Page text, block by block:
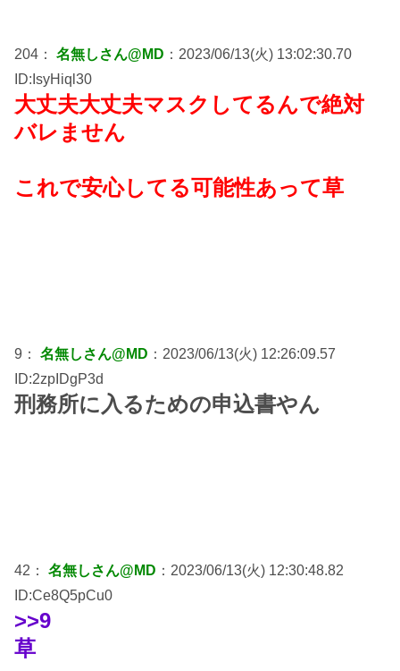
204： 名無しさん@MD ：2023/06/13(火) 13:02:30.70
ID:IsyHiql30
大丈夫大丈夫マスクしてるんで絶対
バレません
これで安心してる可能性あって草
9： 名無しさん@MD ：2023/06/13(火) 12:26:09.57
ID:2zpIDgP3d
刑務所に入るための申込書やん
42： 名無しさん@MD ：2023/06/13(火) 12:30:48.82
ID:Ce8Q5pCu0
>>9
草